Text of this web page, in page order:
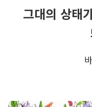
그대의 상태